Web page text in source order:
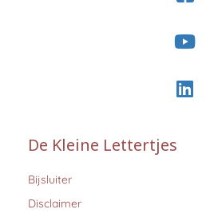
De Kleine Lettertjes
Bijsluiter
Disclaimer